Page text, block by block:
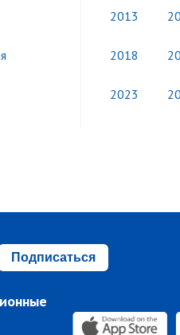
2013
2018
2023
Подписаться